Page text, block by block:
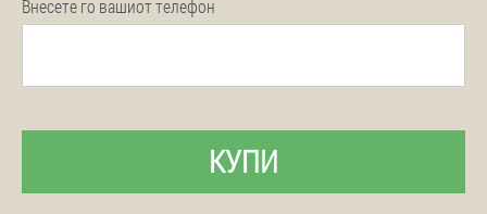
Внесете го вашиот телефон
КУПИ